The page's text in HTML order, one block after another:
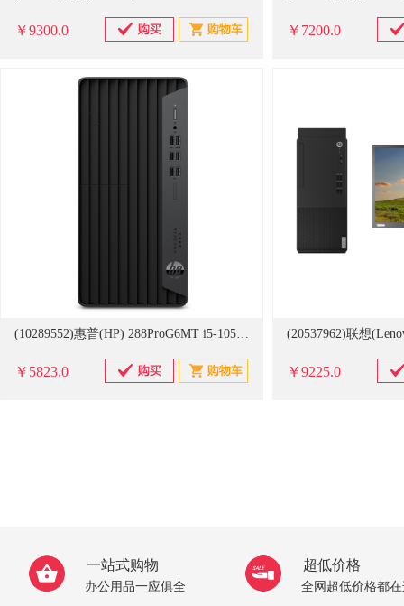
￥9300.0 ￥7200.0
(10289552)惠普(HP) 288ProG6MT i5-10500/8G/256G+1T/Win10H/三年/23.8寸（单位：套） 商用台式电脑 黑色(单位：只)
￥5823.0 ￥9225.0
一站式购物
办公用品一应俱全
超低价格
全网超低价格都